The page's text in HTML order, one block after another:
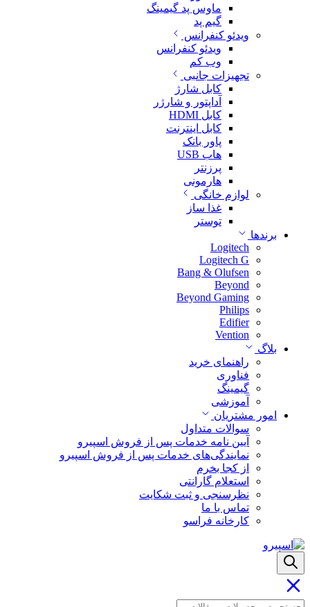
ماوس پد گیمینگ
گیم پد
ویدئو کنفرانس
ویدئو کنفرانس
وب کم
تجهیزات جانبی
کابل شارژ
آداپتور و شارژر
کابل HDMI
کابل اینترنت
پاور بانک
هاب USB
پرزنتر
هارمونی
لوازم خانگی
غذا ساز
توستر
برندها
Logitech
Logitech G
Bang & Olufsen
Beyond
Beyond Gaming
Philips
Edifier
Vention
بلاگ
راهنمای خرید
فناوری
گیمینگ
آموزشی
امور مشتریان
سوالات متداول
آیین نامه خدمات پس از فروش اسپیرو
نمایندگی‌های خدمات پس از فروش اسپیرو
از کجا بخرم
استعلام گارانتی
نظرسنجی و ثبت شکایت
تماس با ما
کارخانه فراسو